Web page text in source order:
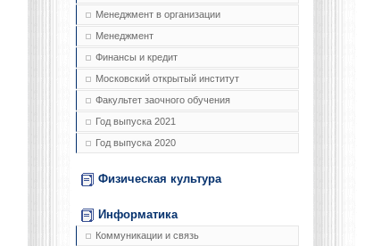
Менеджмент в организации
Менеджмент
Финансы и кредит
Московский открытый институт
Факультет заочного обучения
Год выпуска 2021
Год выпуска 2020
Физическая культура
Информатика
Коммуникации и связь